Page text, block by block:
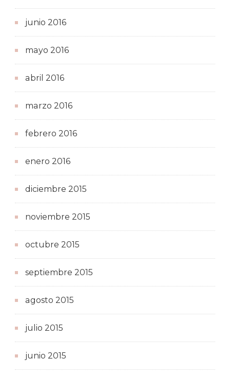
junio 2016
mayo 2016
abril 2016
marzo 2016
febrero 2016
enero 2016
diciembre 2015
noviembre 2015
octubre 2015
septiembre 2015
agosto 2015
julio 2015
junio 2015